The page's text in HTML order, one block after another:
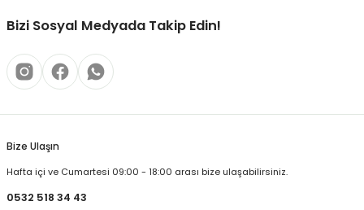
Bizi Sosyal Medyada Takip Edin!
Bize Ulaşın
Hafta içi ve Cumartesi 09:00 - 18:00 arası bize ulaşabilirsiniz.
0532 518 34 43